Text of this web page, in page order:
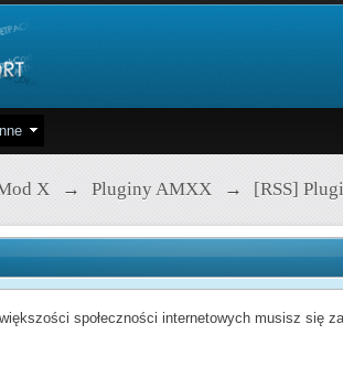
Inne
X → Pluginy AMXX → [RSS]
społeczności internetowych musisz się